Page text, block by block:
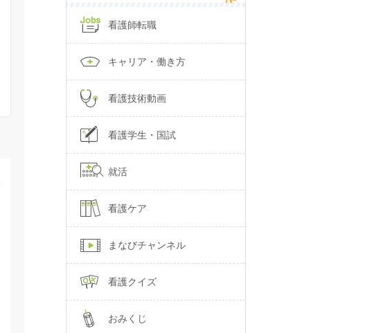
看護師転職
キャリア・働き方
看護技術動画
看護学生・国試
就活
看護ケア
まなびチャンネル
看護クイズ
おみくじ